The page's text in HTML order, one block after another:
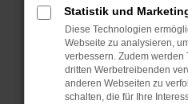
Fehler: Network
Beim Laden ist ein Fehler
Statistik und
Diese Technologien
Webseite zu analysieren,
verbessern. Zudem werden
dritten Werbetreibenden
anderen Webseiten zu
schalten, die für Ihre